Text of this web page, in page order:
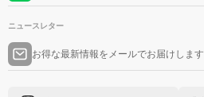
ニュースレター
お得な最新情報をメールでお届けします